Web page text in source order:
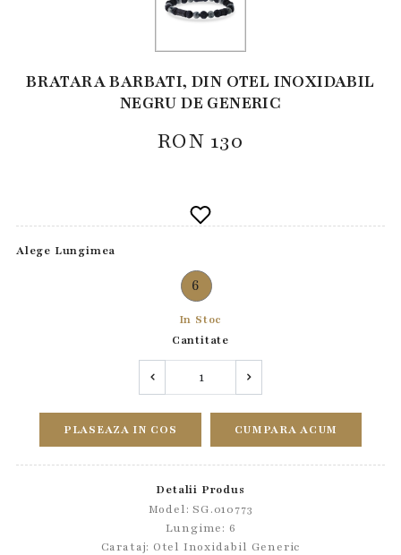
BRATARA BARBATI, DIN OTEL INOXIDABIL
NEGRU DE GENERIC
RON 130
Alege Lungimea
6
In Stoc
Cantitate
PLASEAZA IN COS CUMPARA ACUM
Detalii Produs
Model: SG.010773
Lungime: 6
Carataj: Otel Inoxidabil Generic